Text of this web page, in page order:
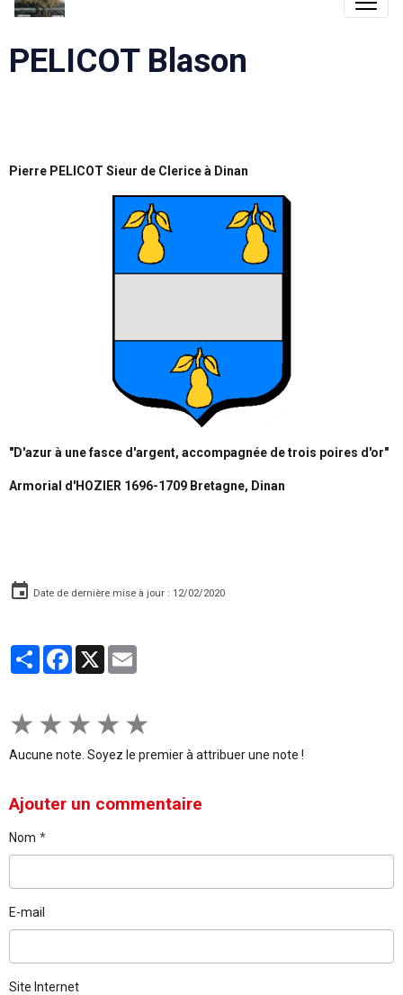
PELICOT Blason
Pierre PELICOT Sieur de Clerice à Dinan
"D'azur à une fasce d'argent, accompagnée de trois poires d'or"
Armorial d'HOZIER 1696-1709 Bretagne, Dinan
Date de dernière mise à jour : 12/02/2020
PartagerFacebook
X
★ ★ ★ ★ ★
Aucune note. Soyez le premier à attribuer une note !
Ajouter un commentaire
Nom
E-mail
Site Internet